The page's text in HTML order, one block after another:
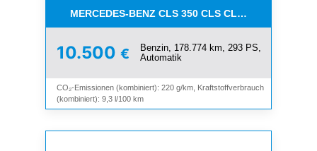
MERCEDES-BENZ CLS 350 CLS CLS 350
10.500 €
Benzin, 178.774 km, 293 PS,
Automatik
CO₂-Emissionen (kombiniert): 220 g/km, Kraftstoffverbrauch
(kombiniert): 9,3 l/100 km